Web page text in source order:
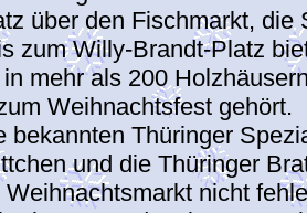
über den Fischmarkt, die
zum Willy-Brandt-Platz
mehr als 200
Weihnachtsfest gehört.
bekannten Thüringer
und die Thüringer
nicht